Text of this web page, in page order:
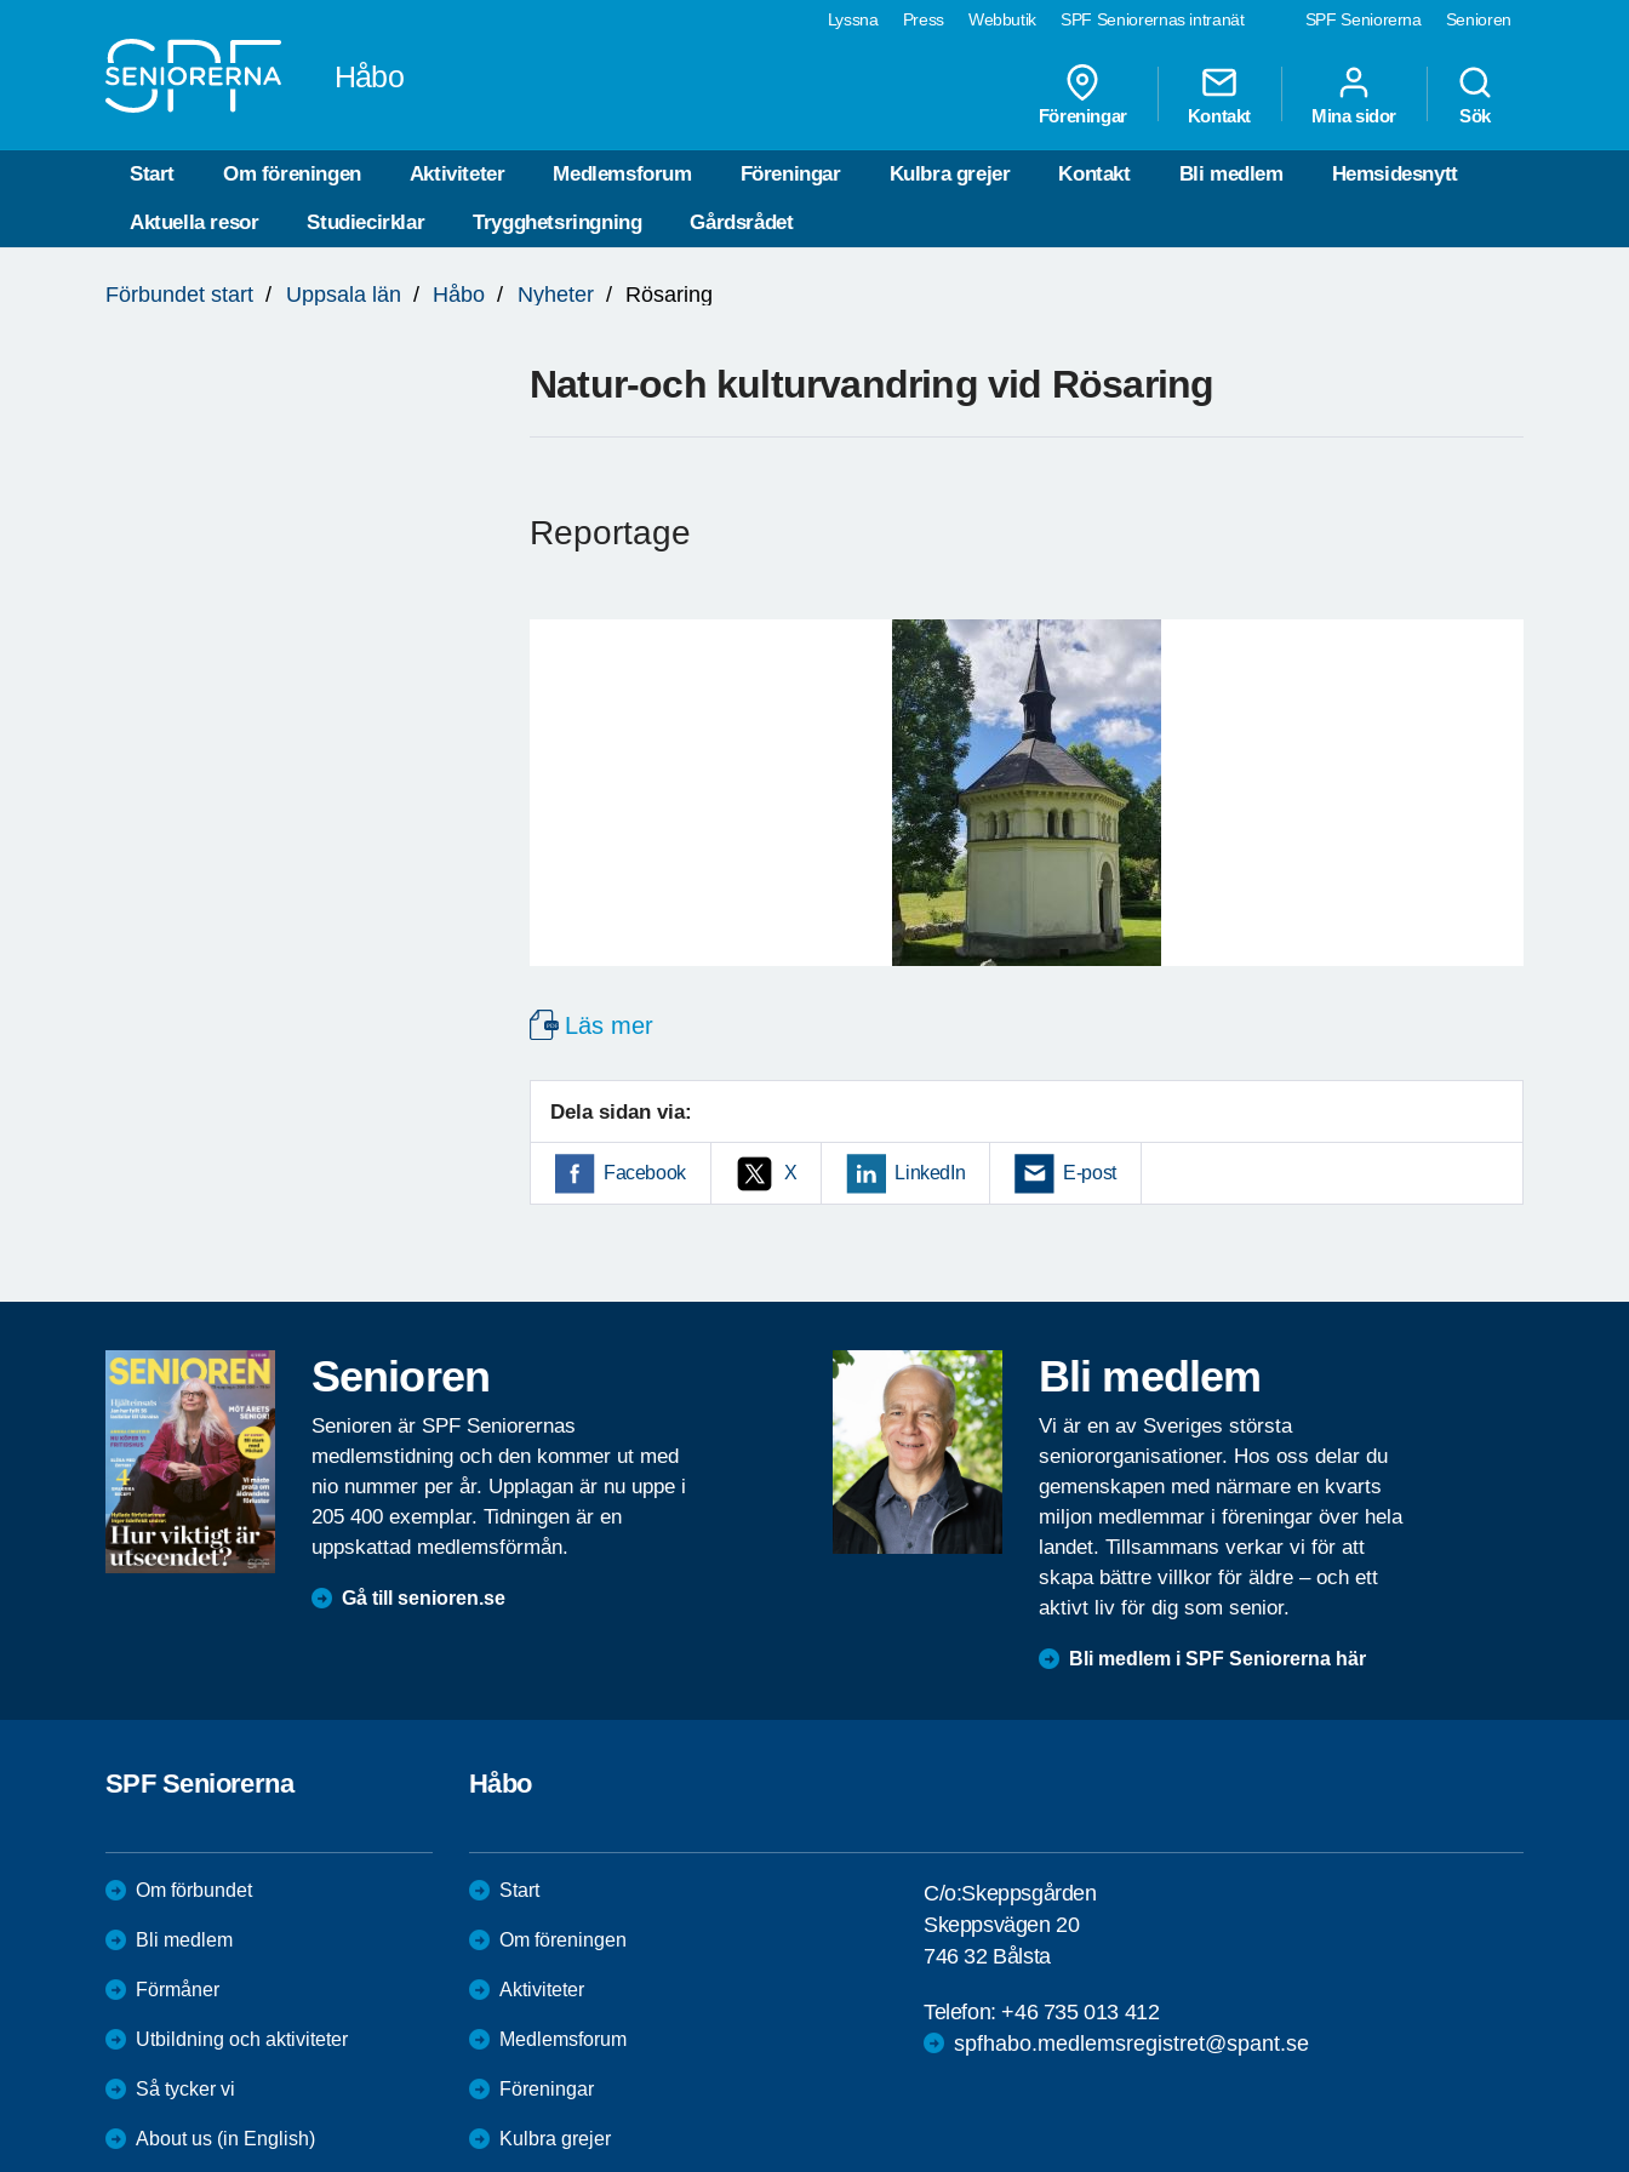
SPF Seniorerna Senioren
Lyssna Press Webbutik SPF Seniorernas intranät
Håbo
Föreningar Kontakt Mina sidor Sök
Start Om föreningen Aktiviteter Medlemsforum Föreningar Kulbra grejer Kontakt Bli medlem Hemsidesnytt
Aktuella resor Studiecirklar Trygghetsringning Gårdsrådet
är
Förbundet start Uppsala län Håbo Nyheter Rösaring
Natur-och kulturvandring vid Rösaring
Reportage
Läs mer
Dela sidan via:
Facebook X LinkedIn E-post
Senioren
Senioren är SPF Seniorernas
medlemstidning och den kommer ut med
nio nummer per år. Upplagan är nu uppe i
205 400 exemplar. Tidningen är en
uppskattad medlemsförmån.
Gå till senioren.se
Bli medlem
Vi är en av Sveriges största
seniororganisationer. Hos oss delar du
gemenskapen med närmare en kvarts
miljon medlemmar i föreningar över hela
landet. Tillsammans verkar vi för att
skapa bättre villkor för äldre – och ett
aktivt liv för dig som senior.
Bli medlem i SPF Seniorerna här
SPF Seniorerna
Om förbundet
Bli medlem
Förmåner
Utbildning och aktiviteter
Så tycker vi
About us (in English)
Håbo
Start
Om föreningen
Aktiviteter
Medlemsforum
Föreningar
Kulbra grejer
C/o:Skeppsgården
Skeppsvägen 20
746 32 Bålsta
Telefon:+46 735 013 412
spfhabo.medlemsregistret@spant.se